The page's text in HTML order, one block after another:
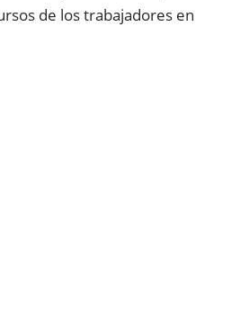
de los trabajadores en